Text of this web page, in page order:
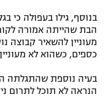
מדיניות פרטיות
תקנון פעילות ספורט 1
רשיון להקרנה
גיימינג E-Sports
בנוסף, גילו בעפולה כי
הבת שהייתה אמורה
מעוניין להשאיר קבוצה
כספים, כשהוא לא
בעיה נוספת שהתגלתה
הנראה לא תוכל לתרום